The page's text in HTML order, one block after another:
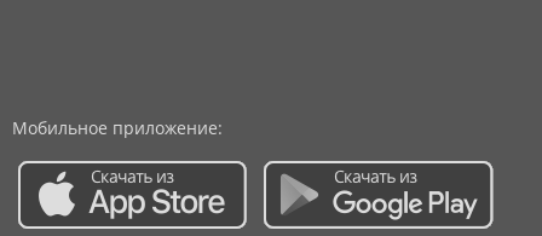
Мобильное приложение: